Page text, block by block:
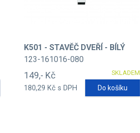
K501 - STAVĚČ DVEŘÍ - BÍLÝ
123-161016-080
SKLADEM
149,- Kč
180,29 Kč s DPH Do košíku